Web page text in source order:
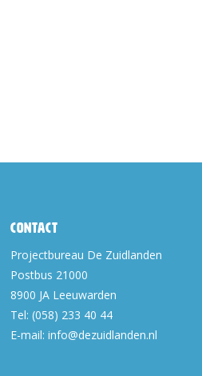
Contact
Projectbureau De Zuidlanden
Postbus 21000
8900 JA Leeuwarden
Tel: (058) 233 40 44
E-mail: info@dezuidlanden.nl